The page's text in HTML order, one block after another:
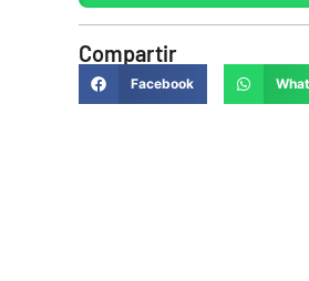
Compartir
Facebook